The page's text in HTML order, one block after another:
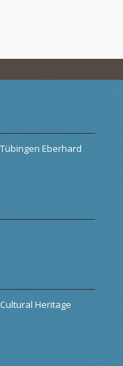
Eberhard
Heritage